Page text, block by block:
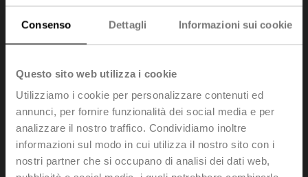
Consenso Dettagli Informazioni sui cookie
Questo sito web utilizza i cookie
Utilizziamo i cookie per personalizzare contenuti ed
annunci, per fornire funzionalità dei social media e per
analizzare il nostro traffico. Condividiamo inoltre
informazioni sul modo in cui utilizza il nostro sito con i
nostri partner che si occupano di analisi dei dati web,
A technologically advanced butterfly valve designed
Conditioning industry. The newly designed butterfly
valve and actuator assembly is the most intelligent,
energy efficient, and reliable high flow solution in the
market. With a focus on ease of installation, application
flexibility, and longevity, this series sets new
performance standards in the HVAC market.
Saves energy with up to 80% less power